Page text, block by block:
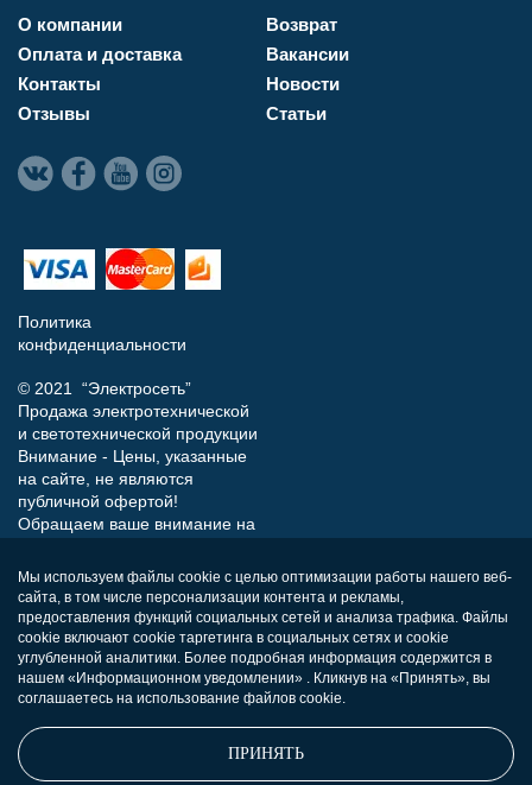
О компании
Оплата и доставка
Контакты
Отзывы
Возврат
Вакансии
Новости
Статьи
Политика
конфиденциальности
© 2021 “Электросеть”
Продажа электротехнической
и светотехнической продукции
Внимание - Цены, указанные
на сайте, не являются
публичной офертой!
Обращаем ваше внимание на
носит исключительно
информационный характер и
ни при каких условиях не
является публичной офертой,
определяемой положениями
Статьи 437 (п.2) Гражданского
кодекса РФ.
Мы используем файлы cookie с целью оптимизации работы нашего веб-
сайта, в том числе персонализации контента и рекламы,
предоставления функций социальных сетей и анализа трафика. Файлы
cookie включают cookie таргетинга в социальных сетях и cookie
углубленной аналитики. Более подробная информация содержится в
нашем «Информационном уведомлении» . Кликнув на «Принять», вы
соглашаетесь на использование файлов cookie.
ПРИНЯТЬ